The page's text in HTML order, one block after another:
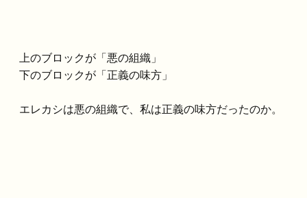
上のブロックが「悪の組織」
下のブロックが「正義の味方」
エレカシは悪の組織で、私は正義の味方だったのか。